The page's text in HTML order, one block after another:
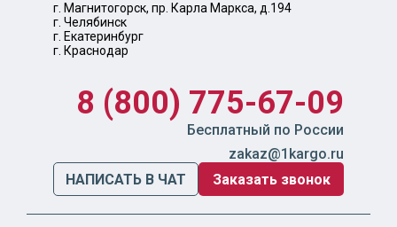
г. Магнитогорск, пр. Карла Маркса, д.194
г. Челябинск
г. Екатеринбург
г. Краснодар
8 (800) 775-67-09
Бесплатный по России
zakaz@1kargo.ru
НАПИСАТЬ В ЧАТ
Заказать звонок